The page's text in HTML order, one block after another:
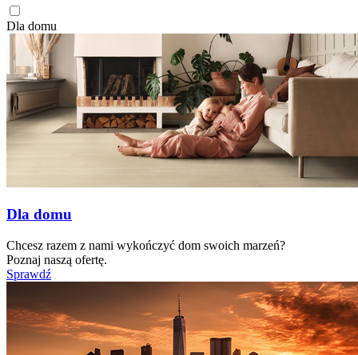
Dla domu
Dla domu
Chcesz razem z nami wykończyć dom swoich marzeń?
Poznaj naszą ofertę.
Sprawdź